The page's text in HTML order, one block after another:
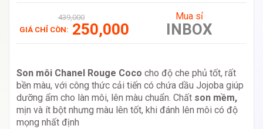
439,000
GIÁ CHỈ CÒN: 250,000
Mua sỉ
INBOX
Son môi Chanel Rouge Coco cho độ che phủ tốt, rất
bền màu, với công thức cải tiến có chứa dầu Jojoba giúp
dưỡng ẩm cho làn môi, lên màu chuẩn. Chất son mềm,
mịn và ít bột nhưng màu lên tốt, khi đánh lên môi có độ
mọng nhất định